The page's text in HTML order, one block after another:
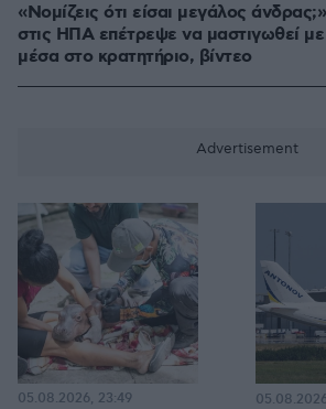
«Νομίζεις ότι είσαι μεγάλος
στις ΗΠΑ επέτρεψε να μαστιγωθεί
μέσα στο κρατητήριο, βίντεο
05.08.2026, 23:49